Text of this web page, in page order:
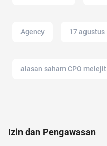
Agency 17 agustus
alasan saham CPO melejit
Izin dan Pengawasan